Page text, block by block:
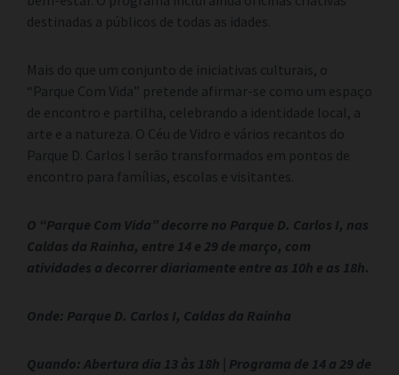
destinadas a públicos de todas as idades.
Mais do que um conjunto de iniciativas culturais, o
“Parque Com Vida” pretende afirmar-se como um espaço
de encontro e partilha, celebrando a identidade local, a
arte e a natureza. O Céu de Vidro e vários recantos do
Parque D. Carlos I serão transformados em pontos de
encontro para famílias, escolas e visitantes.
O “Parque Com Vida” decorre no Parque D. Carlos I, nas
Caldas da Rainha, entre 14 e 29 de março, com
atividades a decorrer diariamente entre as 10h e as 18h.
Onde: Parque D. Carlos I, Caldas da Rainha
Quando: Abertura dia 13 às 18h | Programa de 14 a 29 de